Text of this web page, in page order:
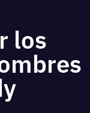
los